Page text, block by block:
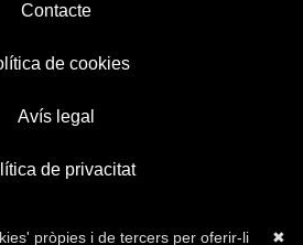
Contacte
de cookies
Avís legal
de privacitat
✖
pròpies i de tercers per oferir-li